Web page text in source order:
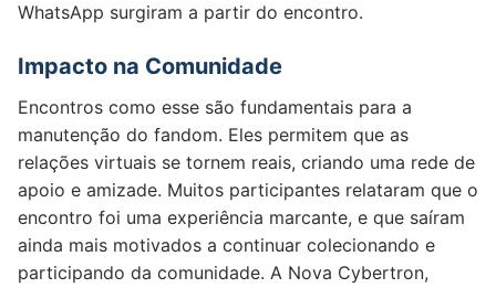
WhatsApp surgiram a partir do encontro.
Impacto na Comunidade
Encontros como esse são fundamentais para a
manutenção do fandom. Eles permitem que as
relações virtuais se tornem reais, criando uma rede de
apoio e amizade. Muitos participantes relataram que o
encontro foi uma experiência marcante, e que saíram
ainda mais motivados a continuar colecionando e
participando da comunidade. A Nova Cybertron,